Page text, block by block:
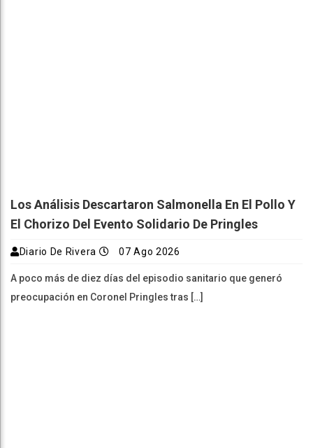
Los Análisis Descartaron Salmonella En El Pollo Y
El Chorizo Del Evento Solidario De Pringles
Diario De Rivera 07 Ago 2026
A poco más de diez días del episodio sanitario que generó
preocupación en Coronel Pringles tras […]